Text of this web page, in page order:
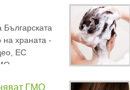
на
Българската
храната -
ЕС
ГМО